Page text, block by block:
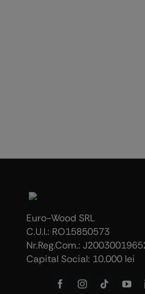
Euro-Wood SRL
C.U.I.: RO15850573
Nr.Reg.Com.:
Capital Social: 10.000 lei